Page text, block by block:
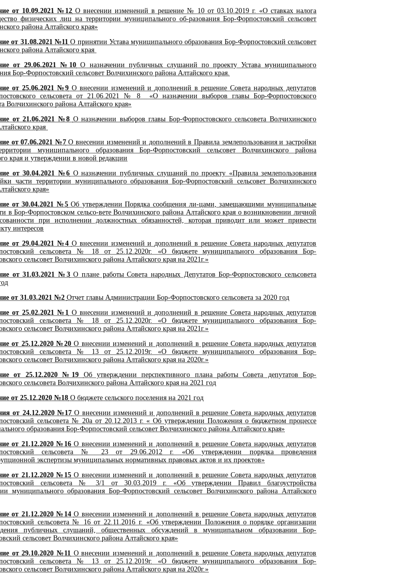
от 10.09.2021 №12 О внесении изменений в решение № 10 от 03.10.2019 г. «О ставках налога
физических лиц на территории муниципального об-разования Бор-Форпостовский сельсовет
района Алтайского края»
от 31.08.2021 №11 О принятии Устава муниципального образования Бор-Форпостовский сельсовет
района Алтайского края
от 29.06.2021 №10 О назначении публичных слушаний по проекту Устава муниципального
Бор-Форпостовский сельсовет Волчихинского района Алтайского края.
от 25.06.2021 №9О внесении изменений и дополнений в решение Совета народных депутатов
сельсовета от 21.06.2021 № 8 «О назначении выборов главы Бор-Форпостовского
Волчихинского района Алтайского края»
от 21.06.2021 №8 О назначении выборов главы Бор-Форпостовского сельсовета Волчихинского
края
от 07.06.2021 №7О внесении изменений и дополнений в Правила землепользования и застройки
муниципального образования Бор-Форпостовский сельсовет Волчихинского района
края и утверждении в новой редакции
от 30.04.2021 №6 О назначении публичных слушаний по проекту «Правила землепользования
части территории муниципального образования Бор-Форпостовский сельсовет Волчихинского
края»
от 30.04.2021 №5Об утверждении Порядка сообщения ли-цами, замещающими муниципальные
в Бор-Форпостовском сельсо-вете Волчихинского района Алтайского края о возникновении личной
при исполнении должностных обязанностей, которая приводит или может привести
интересов
от 29.04.2021 №4 О внесении изменений и дополнений в решение Совета народных депутатов
сельсовета № 18 от 25.12.2020г. «О бюджете муниципального образования Бор-
сельсовет Волчихинского района Алтайского края на 2021г.»
от 31.03.2021 №3О плане работы Совета народных Депутатов Бор-Форпостовского сельсовета
от 31.03.2021 №2 Отчет главы Администрации Бор-Форпостовского сельсовета за 2020 год
от 25.02.2021 №1О внесении изменений и дополнений в решение Совета народных депутатов
сельсовета № 18 от 25.12.2020г. «О бюджете муниципального образования Бор-
сельсовет Волчихинского района Алтайского края на 2021г.»
от 25.12.2020 №20О внесении изменений и дополнений в решение Совета народных депутатов
сельсовета № 13 от 25.12.2019г. «О бюджете муниципального образования Бор-
сельсовет Волчихинского района Алтайского края на 2020г.»
от 25.12.2020 №19 Об утверждении перспективного плана работы Совета депутатов Бор-
сельсовета Волчихинского района Алтайского края на 2021 год
от 25.12.2020 №18 О бюджете сельского поселения на 2021 год
от 24.12.2020 №17 О внесении изменений и дополнений в решение Совета народных депутатов
сельсовета № 20а от 20.12.2013 г. « Об утверждении Положения о бюджетном процессе
образования Бор-Форпостовский сельсовет Волчихинского района Алтайского края»
от 21.12.2020 №16О внесении изменений и дополнений в решение Совета народных депутатов
сельсовета № 23 от 29.06.2012 г. «Об утверждении порядка проведения
экспертизы муниципальных нормативных правовых актов и их проектов»
от 21.12.2020 №15О внесении изменений и дополнений в решение Совета народных депутатов
сельсовета № 3/1 от 30.03.2019 г. «Об утверждении Правил благоустройства
муниципального образования Бор-Форпостовский сельсовет Волчихинского района Алтайского
от 21.12.2020 №14О внесении изменений и дополнений в решение Совета народных депутатов
сельсовета № 16 от 22.11.2016 г. «Об утверждении Положения о порядке организации
публичных слушаний, общественных обсуждений в муниципальном образовании Бор-
сельсовет Волчихинского района Алтайского края»
от 29.10.2020 №11 О внесении изменений и дополнений в решение Совета народных депутатов
сельсовета № 13 от 25.12.2019г. «О бюджете муниципального образования Бор-
сельсовет Волчихинского района Алтайского края на 2020г.»